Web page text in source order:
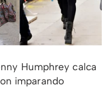
Humphrey calca
imparando